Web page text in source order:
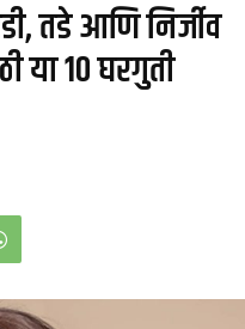
तडे आणि निर्जीव
या 10 घरगुती